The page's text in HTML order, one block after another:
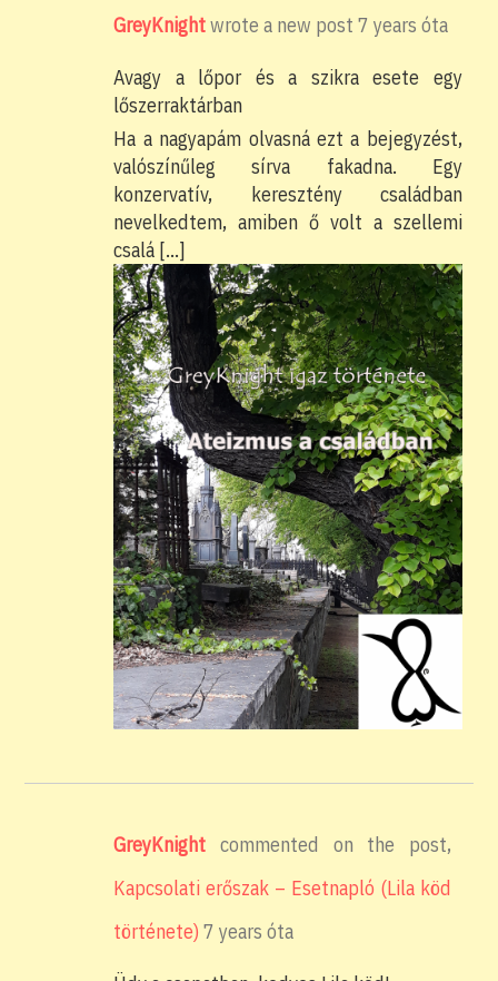
GreyKnightwrote a new post7 years óta
Avagy a lőpor és a szikra esete egy
lőszerraktárban
Ha a nagyapám olvasná ezt a bejegyzést,
valószínűleg sírva fakadna. Egy
konzervatív, keresztény családban
nevelkedtem, amiben ő volt a szellemi
csalá […]
GreyKnight commented on the post,
Kapcsolati erőszak – Esetnapló (Lila köd
története) 7 years óta